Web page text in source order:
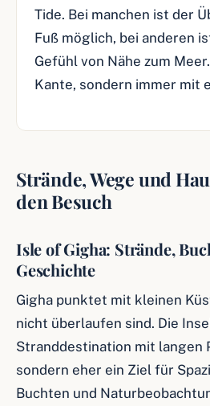
Tide. Bei manchen ist der
Fuß möglich, bei anderen
Gefühl von Nähe zum
Kante, sondern immer mit
Strände, Wege und
den Besuch
Isle of Gigha: Strände,
Geschichte
Gigha punktet mit kleinen
nicht überlaufen sind. Die
Stranddestination mit langen
sondern eher ein Ziel für
Buchten und